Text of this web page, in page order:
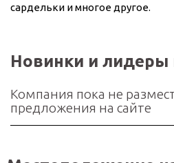
сардельки и многое другое.
Новинки и
Компания пока не
предложения на сайте